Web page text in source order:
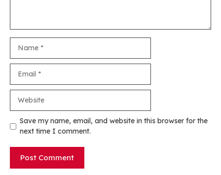
Save my name, email, and website in this browser for the
next time I comment.